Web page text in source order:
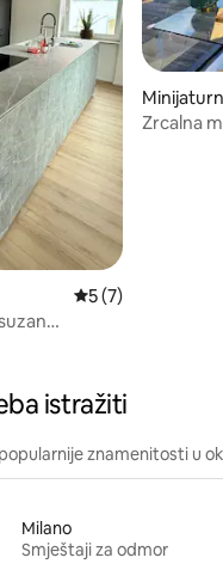
Prosječna ocjena:
5 (7)
Zrcalna
istražiti
znamenitosti u
Milano
Smještaji za odmor